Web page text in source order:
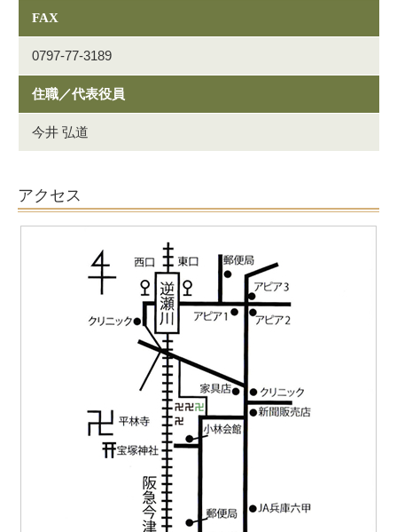
FAX
0797-77-3189
住職／代表役員
今井 弘道
アクセス